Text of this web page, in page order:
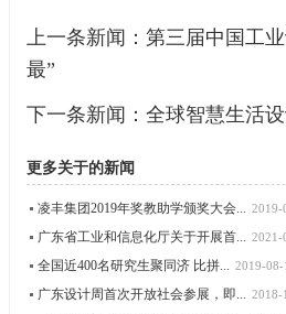
上一条新闻： 第三届中国工
最”
下一条新闻： 全球智慧生活
更多关于的新闻
凌丰集团2019年奖教助学颁奖大会... 2019-
广东省工业和信息化厅关于开展首... 2021-
全国近400名研究生聚同济 比拼... 2019-08-
广东设计周首次开放社会参展，即... 2018-